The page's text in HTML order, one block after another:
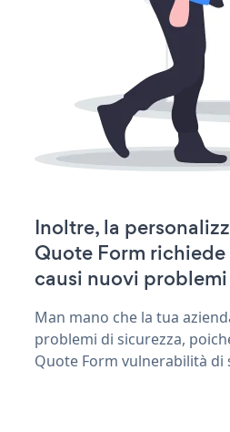
Inoltre, la
Quote Form
causi nuovi
Man mano che la tua
problemi di sicurezza,
Quote Form vulnerabilità di